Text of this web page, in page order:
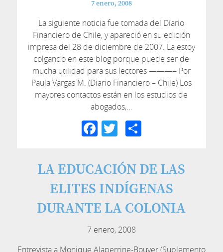
7 enero, 2008
La siguiente noticia fue tomada del Diario
Financiero de Chile, y apareció en su edición
impresa del 28 de diciembre de 2007. La estoy
colgando en este blog porque puede ser de
mucha utilidad para sus lectores ———– Por
Paula Vargas M. (Diario Financiero – Chile) Los
mayores contactos están en los estudios de
abogados,…
Facebook
TwitterCompartir
LA EDUCACIÓN DE LAS
ELITES INDÍGENAS
DURANTE LA COLONIA
7 enero, 2008
Entrevista a Monique Alaperrine-Bouyer (Suplemento